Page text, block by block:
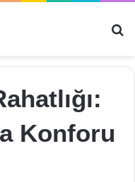
Konforu